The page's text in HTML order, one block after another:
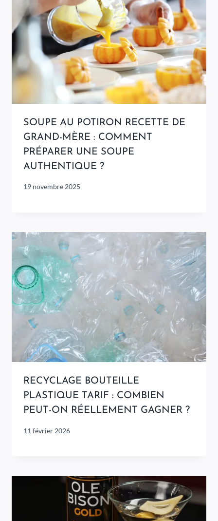
SOUPE AU POTIRON RECETTE DE
GRAND-MÈRE : COMMENT
PRÉPARER UNE SOUPE
AUTHENTIQUE ?
19 novembre 2025
RECYCLAGE BOUTEILLE
PLASTIQUE TARIF : COMBIEN
PEUT-ON RÉELLEMENT GAGNER ?
11 février 2026